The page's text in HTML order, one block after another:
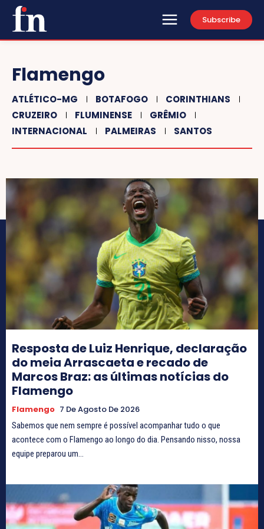
Subscribe
Flamengo
ATLÉTICO-MG BOTAFOGO
CORINTHIANS
CRUZEIRO
FLUMINENSE
GRÊMIO
INTERNACIONAL
PALMEIRAS SANTOS
Resposta de Luiz Henrique, declaração
do meia Arrascaeta e recado de
Marcos Braz: as últimas notícias do
Flamengo
Flamengo 7 De Agosto De 2026
Sabemos que nem sempre é possível acompanhar tudo o que
acontece com o Flamengo ao longo do dia. Pensando nisso, nossa
equipe preparou um...